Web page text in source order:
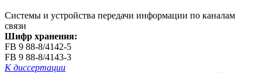
Системы и устройства передачи информации по каналам
связи
Шифр хранения:
FB 9 88-8/4142-5
FB 9 88-8/4143-3
К диссертации